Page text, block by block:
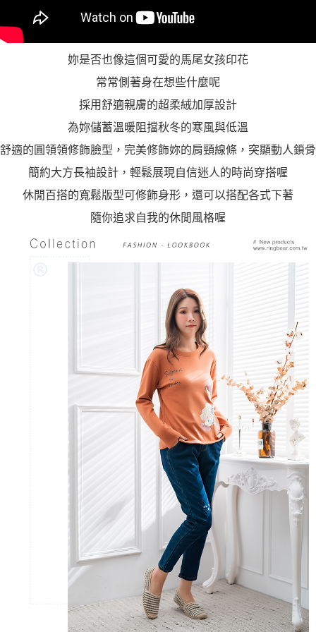
妳是否也像這個可愛的馬尾女孩印花
常常側著身在想些什麼呢
採用舒適親膚的超柔絨加厚設計
為妳儲蓄溫暖阻擋秋冬的寒風與低溫
舒適的圓領領修飾臉型，完美修飾妳的肩頸線條，突顯動人鎖骨
簡約大方長袖設計，輕鬆展現自信迷人的時尚穿搭喔
休閒百搭的寬鬆版型可修飾身形，還可以搭配各式下著
隨你追求自我的休閒風格喔